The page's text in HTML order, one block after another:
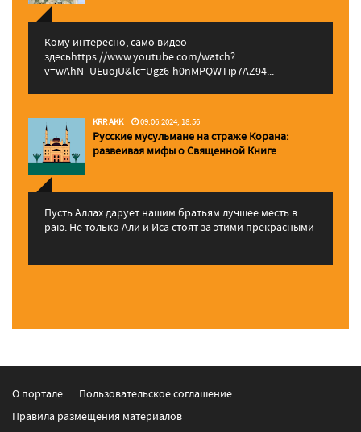
Кому интересно, само видео
здесьhttps://www.youtube.com/watch?
v=wAhN_UEuojU&lc=Ugz6-h0nMPQWTip7AZ94...
KRR AKK 09.06.2024, 18:56
Русские мусульмане на страже Корана:
pазвеивая мифы о Священной Книге
Пусть Аллах дарует нашим братьям лучшее месть в
раю. Не только Али и Иса стоят за этими прекрасными
...
О портале
Пользовательское соглашение
Правила размещения материалов